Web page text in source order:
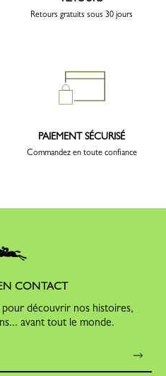
Retours gratuits sous 30 jours
PAIEMENT SÉCURISÉ
Commandez en toute confiance
CONTACT
découvrir nos histoires,
avant tout le monde.